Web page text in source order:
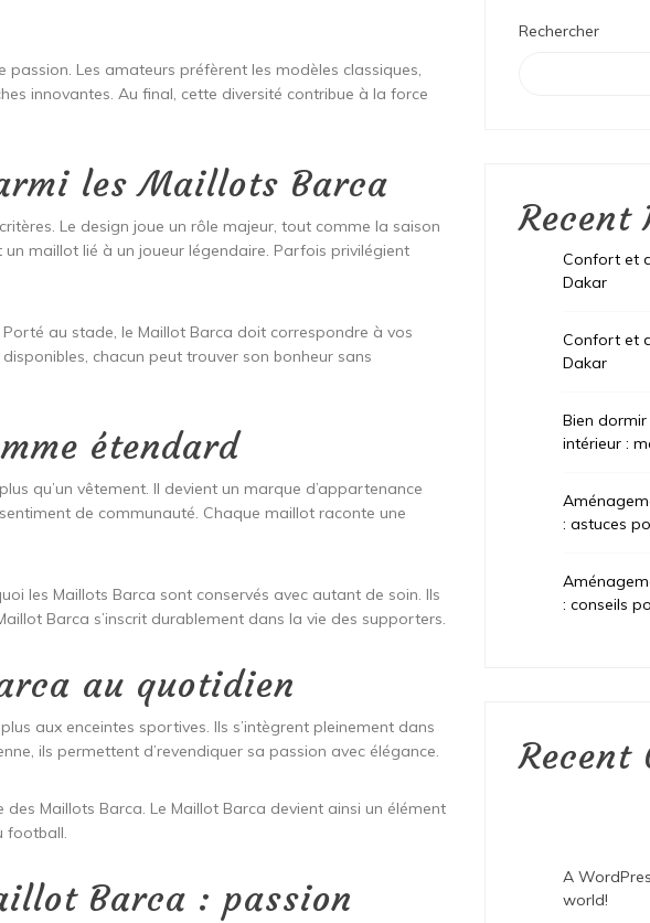
Les amateurs préfèrent les modèles classiques,
innovantes. Au final, cette diversité contribue à la force
les Maillots Barca
Le design joue un rôle majeur, tout comme la saison
maillot lié à un joueur légendaire. Parfois privilégient
au stade, le Maillot Barca doit correspondre à vos
chacun peut trouver son bonheur sans
étendard
qu’un vêtement. Il devient un marque d’appartenance
de communauté. Chaque maillot raconte une
les Maillots Barca sont conservés avec autant de soin. Ils
Barca s’inscrit durablement dans la vie des supporters.
au quotidien
aux enceintes sportives. Ils s’intègrent pleinement dans
ils permettent d’revendiquer sa passion avec élégance.
Maillots Barca. Le Maillot Barca devient ainsi un élément
football.
Barca : passion
Rechercher
Recent
Confort et
Dakar
Confort et
Dakar
Bien
intérieur :
: astuces
: conseils
Recent
A
world!